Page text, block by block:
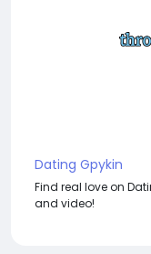
Dating Gpykin
Find real love on
and video!